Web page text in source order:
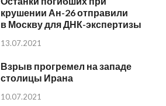
крушении Ан-26 отправили
в Москву для ДНК-экспертизы
13.07.2021
Взрыв прогремел на западе
столицы Ирана
10.07.2021